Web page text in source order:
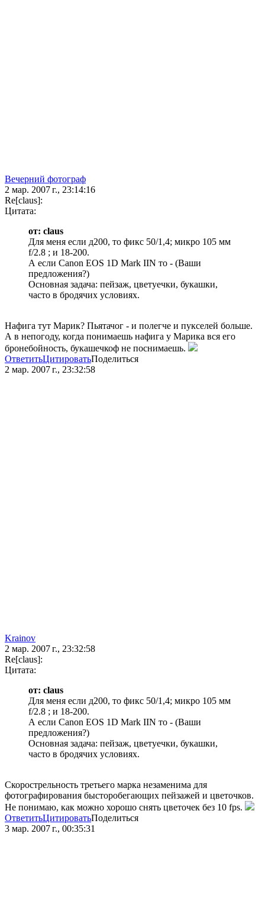
Вечерний фотограф
2 мар. 2007 г., 23:14:16
Re[claus]:
Цитата:
от: claus
Для меня если д200, то фикс 50/1,4; микро 105 мм
f/2.8 ; и 18-200.
А если Canon EOS 1D Mark IIN то - (Ваши
предложения?)
Основная задача: пейзаж, цветуечки, букашки,
часто в бродячих условиях.
Нафига тут Марик? Пьятачог - и полегче и пукселей больше.
А в непогоду, когда понимаешь нафига у Марика вся его
бронебойность, букашечкоф не поснимаешь.
ОтветитьЦитироватьПоделиться
2 мар. 2007 г., 23:32:58
Krainov
2 мар. 2007 г., 23:32:58
Re[claus]:
Цитата:
от: claus
Для меня если д200, то фикс 50/1,4; микро 105 мм
f/2.8 ; и 18-200.
А если Canon EOS 1D Mark IIN то - (Ваши
предложения?)
Основная задача: пейзаж, цветуечки, букашки,
часто в бродячих условиях.
Скорострельность третьего марка незаменима для
фотографирования бысторобегающих пейзажей и цветочков.
Не понимаю, как можно хорошо снять цветочек без 10 fps.
ОтветитьЦитироватьПоделиться
3 мар. 2007 г., 00:35:31